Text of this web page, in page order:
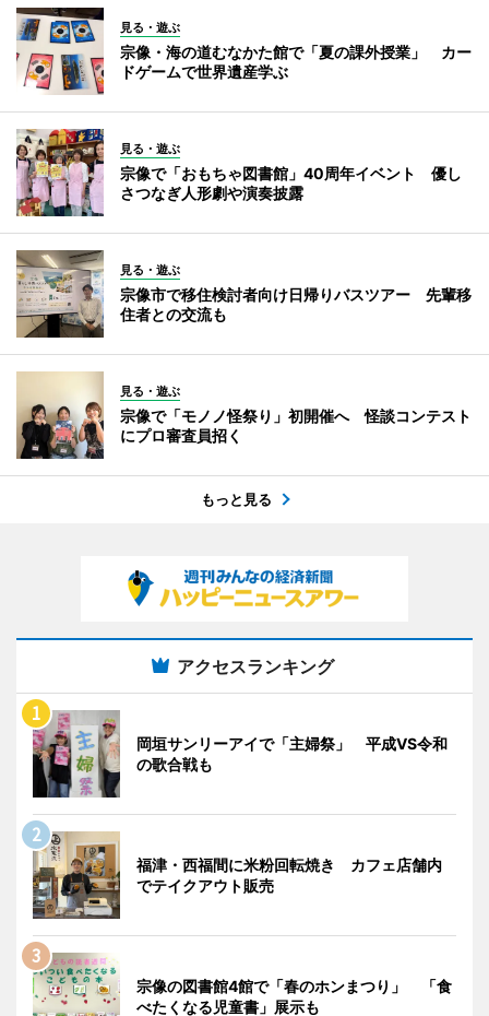
見る・遊ぶ
宗像・海の道むなかた館で「夏の課外授業」 カー
ドゲームで世界遺産学ぶ
見る・遊ぶ
宗像で「おもちゃ図書館」40周年イベント 優し
さつなぎ人形劇や演奏披露
見る・遊ぶ
宗像市で移住検討者向け日帰りバスツアー 先輩移
住者との交流も
見る・遊ぶ
宗像で「モノノ怪祭り」初開催へ 怪談コンテスト
にプロ審査員招く
もっと見る
アクセスランキング
岡垣サンリーアイで「主婦祭」 平成VS令和
の歌合戦も
福津・西福間に米粉回転焼き カフェ店舗内
でテイクアウト販売
宗像の図書館4館で「春のホンまつり」 「食
べたくなる児童書」展示も